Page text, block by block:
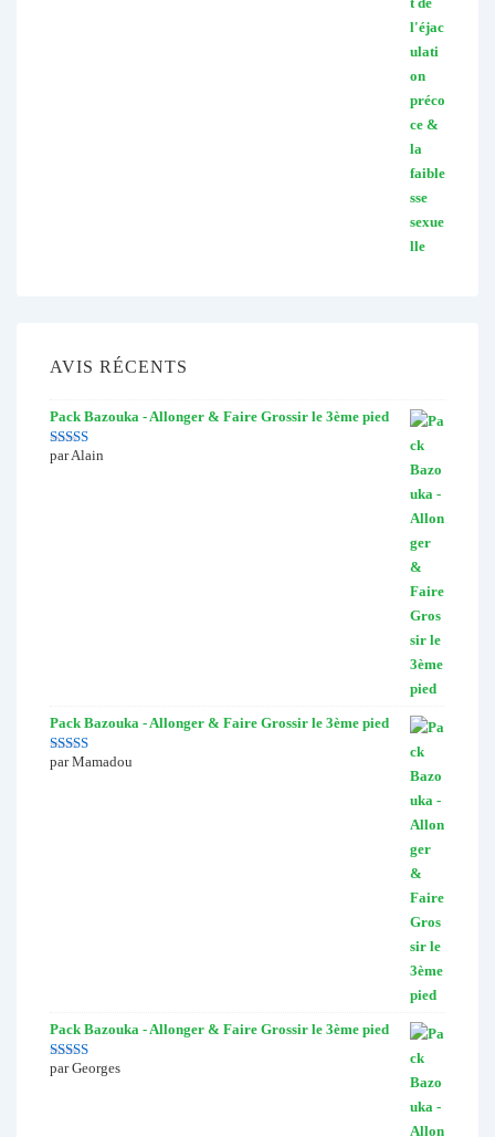
AVIS RÉCENTS
Pack Bazouka - Allonger & Faire Grossir le 3ème pied
Note5sur 5
par Alain
Pack Bazouka - Allonger & Faire Grossir le 3ème pied
Note5sur 5
par Mamadou
Pack Bazouka - Allonger & Faire Grossir le 3ème pied
Note5sur 5
par Georges